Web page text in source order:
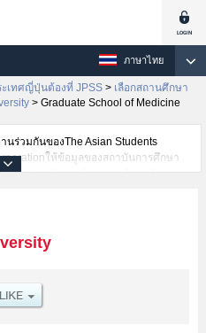
ภาษาไทย
เทศญี่ปุ่นต้องที่ JPSS > เลือกสถานศึกษา
> Graduate School of Medicine
นร่วมกันของThe Asian Students
ให้ข้อมูลของสถาบันการศึกษา
ทยาลัยระดับอนุปริญญา・วิทยาลัย
School of
หรือGraduate School of Human
and CommerceหรือGraduate
school of Media and
SciencesหรือSystem